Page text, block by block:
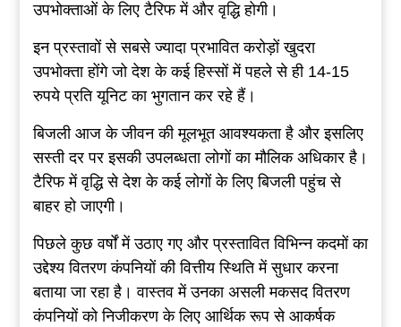
उपभोक्ताओं के लिए टैरिफ में और वृद्धि होगी।
इन प्रस्तावों से सबसे ज्यादा प्रभावित करोड़ों खुदरा
उपभोक्ता होंगे जो देश के कई हिस्सों में पहले से ही 14-15
रुपये प्रति यूनिट का भुगतान कर रहे हैं।
बिजली आज के जीवन की मूलभूत आवश्यकता है और इसलिए
सस्ती दर पर इसकी उपलब्धता लोगों का मौलिक अधिकार है।
टैरिफ में वृद्धि से देश के कई लोगों के लिए बिजली पहुंच से
बाहर हो जाएगी।
पिछले कुछ वर्षों में उठाए गए और प्रस्तावित विभिन्न कदमों का
उद्देश्य वितरण कंपनियों की वित्तीय स्थिति में सुधार करना
बताया जा रहा है। वास्तव में उनका असली मकसद वितरण
कंपनियों को निजीकरण के लिए आर्थिक रूप से आकर्षक